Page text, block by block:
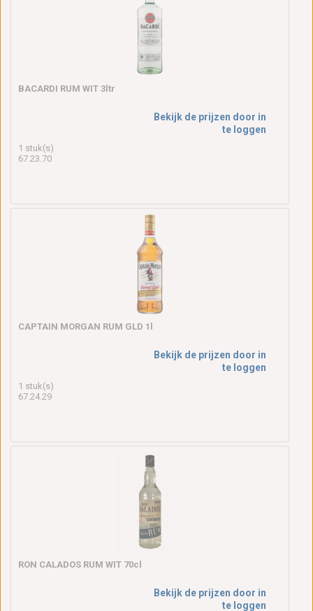
BACARDI RUM WIT 3ltr
1 stuk(s)
67.23.70
Bekijk de prijzen door in
te loggen
CAPTAIN MORGAN RUM GLD 1l
1 stuk(s)
67.24.29
Bekijk de prijzen door in
te loggen
RON CALADOS RUM WIT 70cl
Bekijk de prijzen door in
te loggen